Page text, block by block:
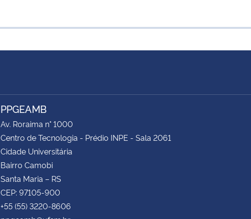
PPGEAMB
Av. Roraima n° 1000
Centro de Tecnologia - Prédio INPE - Sala 2061
Cidade Universitária
Bairro Camobi
Santa Maria – RS
CEP: 97105-900
+55 (55) 3220-8606